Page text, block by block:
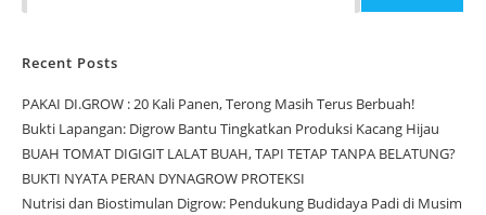
Recent Posts
PAKAI DI.GROW : 20 Kali Panen, Terong Masih Terus Berbuah!
Bukti Lapangan: Digrow Bantu Tingkatkan Produksi Kacang Hijau
BUAH TOMAT DIGIGIT LALAT BUAH, TAPI TETAP TANPA BELATUNG?
BUKTI NYATA PERAN DYNAGROW PROTEKSI
Nutrisi dan Biostimulan Digrow: Pendukung Budidaya Padi di Musim